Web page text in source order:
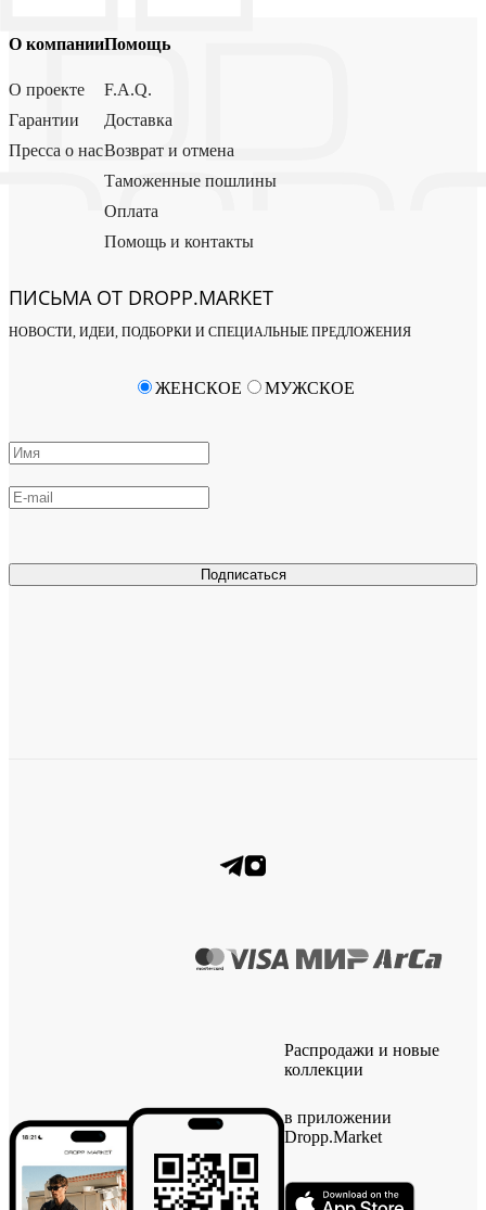
О компании
О проекте
Гарантии
Пресса о нас
Помощь
F.A.Q.
Доставка
Возврат и отмена
Таможенные пошлины
Оплата
Помощь и контакты
ПИСЬМА ОТ DROPP.MARKET
НОВОСТИ, ИДЕИ, ПОДБОРКИ И СПЕЦИАЛЬНЫЕ ПРЕДЛОЖЕНИЯ
Подписаться
ЖЕНСКОЕ МУЖСКОЕ
Распродажи и новые
коллекции
в приложении
Dropp.Market